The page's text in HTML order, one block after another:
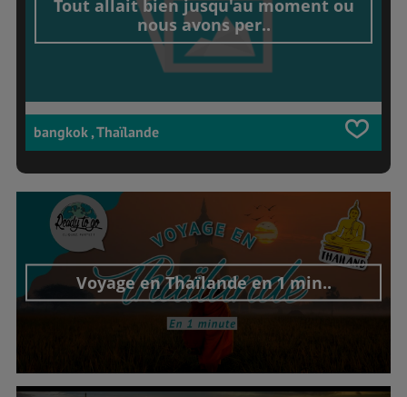
Tout allait bien jusqu'au moment ou
nous avons per..
bangkok , Thaïlande
Voyage en Thaïlande en 1 min..